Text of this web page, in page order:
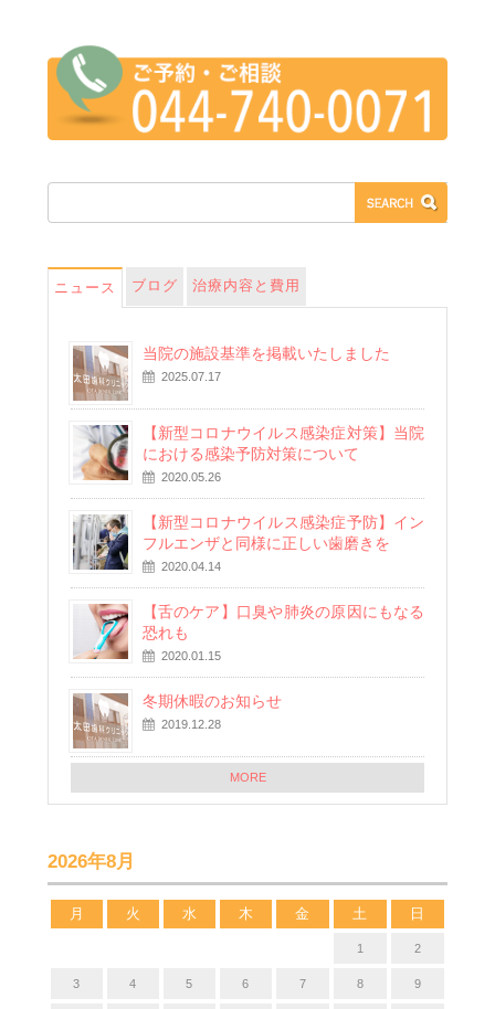
ニュース ブログ 治療内容と費用
当院の施設基準を掲載いたしました
2025.07.17
【新型コロナウイルス感染症対策】当院
における感染予防対策について
2020.05.26
【新型コロナウイルス感染症予防】イン
フルエンザと同様に正しい歯磨きを
2020.04.14
【舌のケア】口臭や肺炎の原因にもなる
恐れも
2020.01.15
冬期休暇のお知らせ
2019.12.28
MORE
2026年8月
月 火 水 木 金 土 日
1 2
3 4 5 6 7 8 9